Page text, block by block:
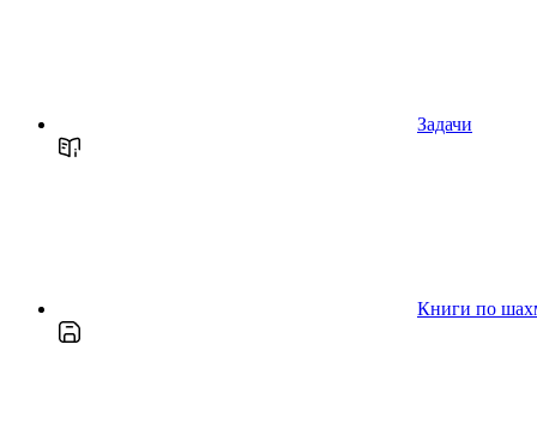
Задачи
Книги по